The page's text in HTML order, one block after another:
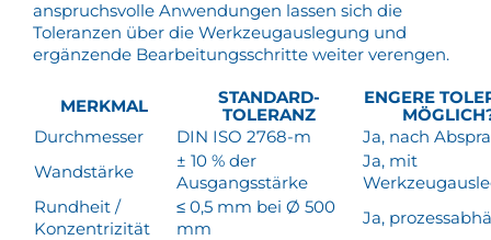
anspruchsvolle Anwendungen lassen sich die
Toleranzen über die Werkzeugauslegung und
ergänzende Bearbeitungsschritte weiter verengen.
MERKMAL
STANDARD-
TOLERANZ
ENGERE
Durchmesser
DIN ISO 2768-m
Ja, nach
Wandstärke
± 10 % der
Ausgangsstärke
Ja, mit
Rundheit /
Konzentrizität
≤ 0,5 mm bei Ø 500
mm
Ja,